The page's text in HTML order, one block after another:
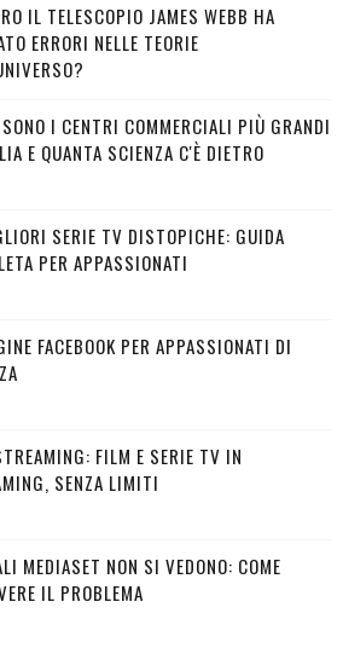
IL TELESCOPIO JAMES WEBB HA
ERRORI NELLE TEORIE
I CENTRI COMMERCIALI PIÙ GRANDI
E QUANTA SCIENZA C'È DIETRO
SERIE TV DISTOPICHE: GUIDA
PER APPASSIONATI
FACEBOOK PER APPASSIONATI DI
FILM E SERIE TV IN
SENZA LIMITI
MEDIASET NON SI VEDONO: COME
IL PROBLEMA